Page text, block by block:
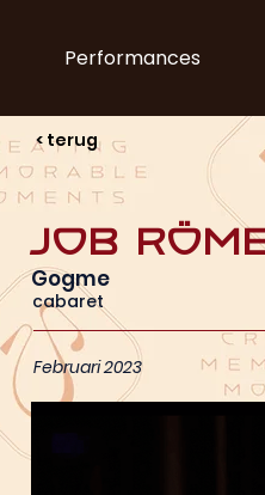
Performances
< terug
cabaret
Job
Gogme
Februari 2023